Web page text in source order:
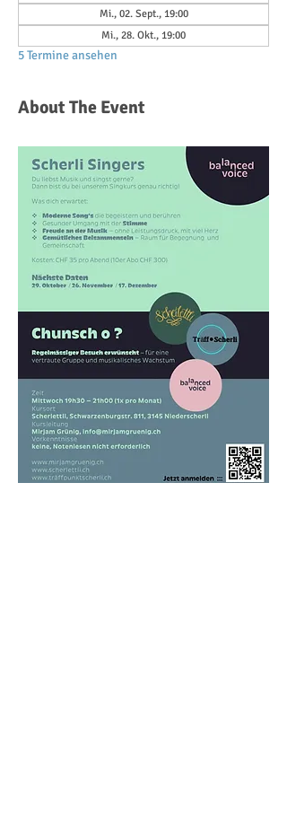
Mi., 02. Sept., 19:00
Mi., 28. Okt., 19:00
5 Termine ansehen
About The Event